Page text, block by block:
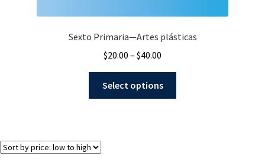
Sexto Primaria—Artes plásticas
$20.00 – $40.00
Select options